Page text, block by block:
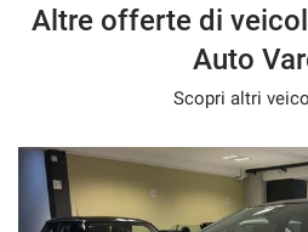
Altre offerte di
Auto
Scopri altri